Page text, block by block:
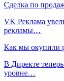
Сделка по
VK Реклама
рекламы…
Как мы окупили
В Директе
уровне…